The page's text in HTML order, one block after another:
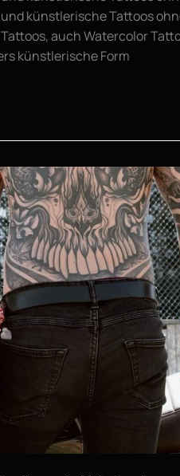
künstlerische Tattoos
auch Watercolor
künstlerische Form